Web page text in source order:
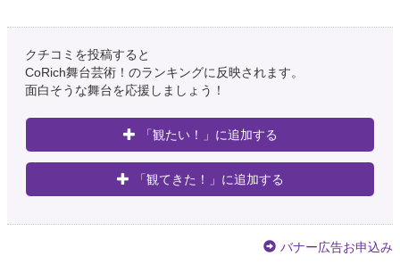
クチコミを投稿すると
CoRich舞台芸術！のランキングに反映されます。
面白そうな舞台を応援しましょう！
「観たい！」に追加する
「観てきた！」に追加する
バナー広告お申込み